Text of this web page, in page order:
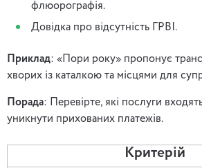
флюорографія.
Довідка про відсутність ГРВІ.
Приклад: «Пори року» пропонує
хворих із каталкою та місцями для
Порада: Перевірте, які послуги
уникнути прихованих платежів.
Критерій